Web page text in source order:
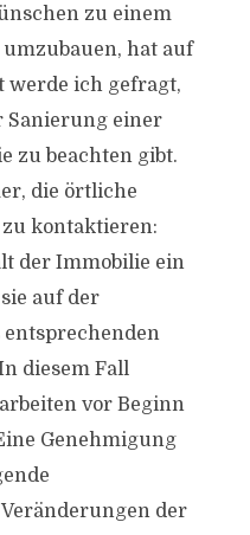
zu einem
hat auf
werde ich gefragt,
Sanierung einer
zu beachten gibt.
die örtliche
kontaktieren:
der Immobilie ein
auf der
diesem Fall
vor Beginn
Genehmigung
der